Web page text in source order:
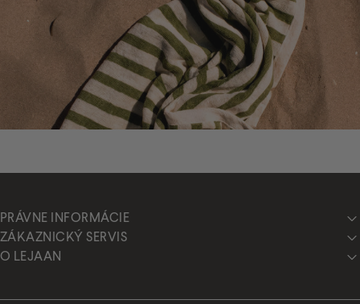
PRÁVNE INFORMÁCIE
ZÁKAZNICKÝ SERVIS
O LEJAAN